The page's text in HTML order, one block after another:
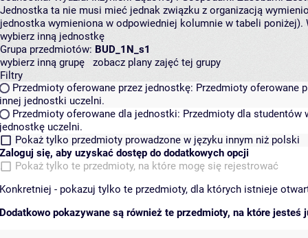
Jednostka ta nie musi mieć jednak związku z organizacją
jednostka wymieniona w odpowiedniej kolumnie w tabeli
wybierz inną jednostkę
Grupa przedmiotów: BUD_1N_s1
wybierz inną grupę
zobacz plany zajęć tej grupy
Filtry
Przedmioty oferowane przez jednostkę: Przedmioty oferowane
innej jednostki uczelni.
Przedmioty oferowane dla jednostki: Przedmioty dla studentów
jednostkę uczelni.
Pokaż tylko przedmioty prowadzone w języku innym niż polski
Zaloguj się, aby uzyskać dostęp do dodatkowych opcji
Pokaż tylko te przedmioty, na które mogę się rejestrować
Konkretniej - pokazuj tylko te przedmioty, dla których istnieje
Dodatkowo pokazywane są również te przedmioty, na które jesteś